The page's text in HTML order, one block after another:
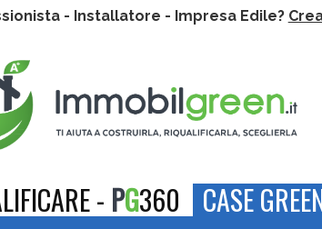
- Installatore - Impresa Edile?
- PG360 CASE